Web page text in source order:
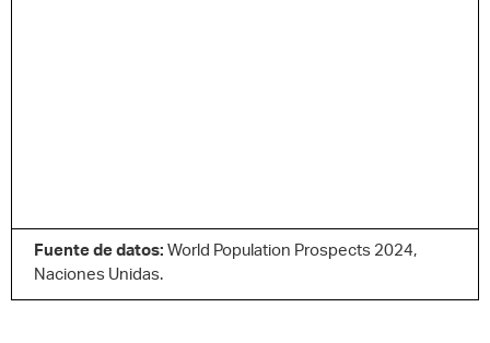
Fuente de datos: World Population Prospects 2024,
Naciones Unidas.